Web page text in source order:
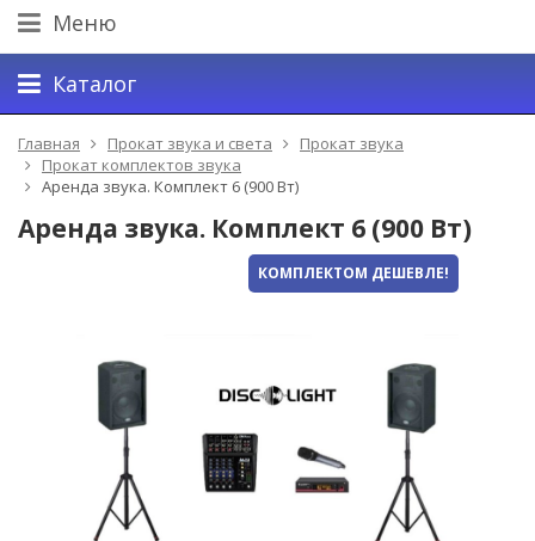
Меню
Каталог
Главная Прокат звука и света
Прокат звука
Прокат комплектов звука
Аренда звука. Комплект 6 (900 Вт)
Аренда звука. Комплект 6 (900 Вт)
КОМПЛЕКТОМ ДЕШЕВЛЕ!